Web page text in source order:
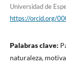
Universidad de
https://orcid.org/
Palabras clave:
naturaleza,